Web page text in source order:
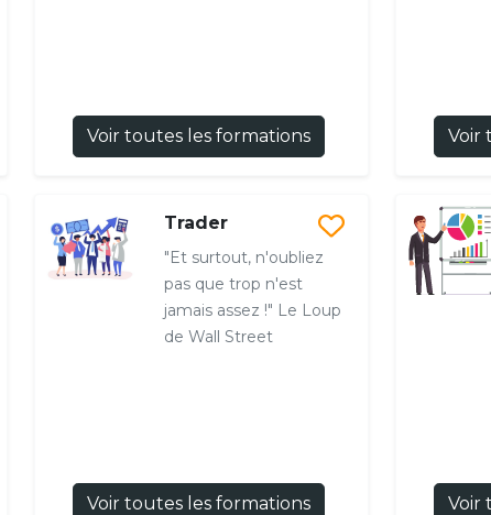
Voir toutes les formations Voir
Trader
"Et surtout, n'oubliez
pas que trop n'est
jamais assez !" Le Loup
de Wall Street
Voir toutes les formations Voir